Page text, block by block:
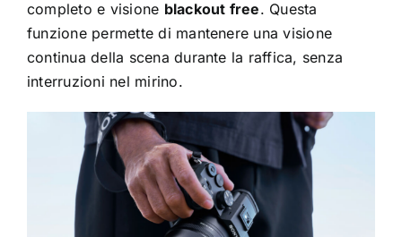
completo e visione blackout free. Questa
funzione permette di mantenere una visione
continua della scena durante la raffica, senza
interruzioni nel mirino.